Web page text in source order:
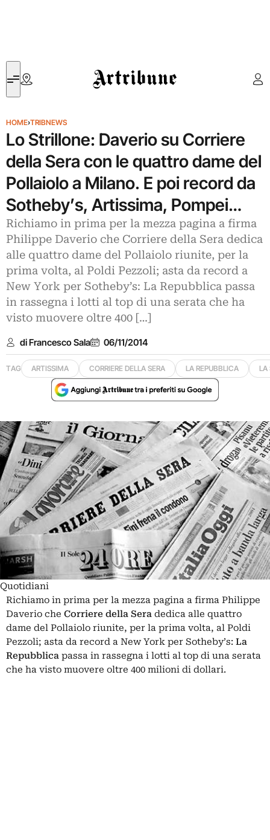
Artribune
HOME›TRIBNEWS
Lo Strillone: Daverio su Corriere
della Sera con le quattro dame del
Pollaiolo a Milano. E poi record da
Sotheby’s, Artissima, Pompei…
Richiamo in prima per la mezza pagina a firma
Philippe Daverio che Corriere della Sera dedica
alle quattro dame del Pollaiolo riunite, per la
prima volta, al Poldi Pezzoli; asta da record a
New York per Sotheby’s: La Repubblica passa
in rassegna i lotti al top di una serata che ha
visto muovere oltre 400 […]
di Francesco Sala 06/11/2014
TAG ARTISSIMA CORRIERE DELLA SERA LA REPUBBLICA LA
Quotidiani
Richiamo in prima per la mezza pagina a firma Philippe
Daverio che Corriere della Sera dedica alle quattro
dame del Pollaiolo riunite, per la prima volta, al Poldi
Pezzoli; asta da record a New York per Sotheby’s: La
Repubblica passa in rassegna i lotti al top di una serata
che ha visto muovere oltre 400 milioni di dollari.